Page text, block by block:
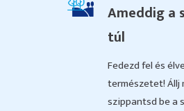
Ameddig a
túl
Fedezd fel és
természetet! Állj
szippantsd be a